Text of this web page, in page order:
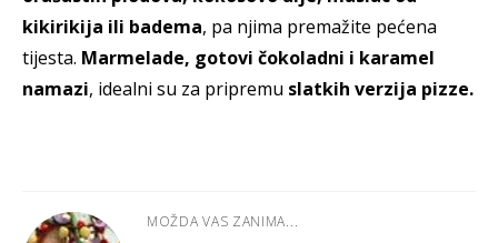
kikirikija ili badema, pa njima premažite pećena
tijesta. Marmelade, gotovi čokoladni i karamel
namazi, idealni su za pripremu slatkih verzija pizze.
MOŽDA VAS ZANIMA...